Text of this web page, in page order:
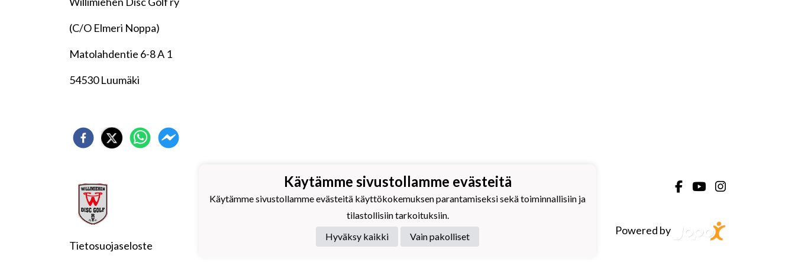
(C/O Elmeri Noppa)
Matolahdentie 6-8 A 1
54530 Luumäki
Tietosuojaseloste
Willimiehen Disc Golf ry
Eteläkarjalaista frisbeegolfia vuodesta 2010
Powered by
Käytämme sivustollamme evästeitä
Käytämme sivustollamme evästeitä käyttökokemuksen parantamiseksi sekä toiminnallisiin ja
tilastollisiin tarkoituksiin.
Hyväksy kaikki
Vain pakolliset